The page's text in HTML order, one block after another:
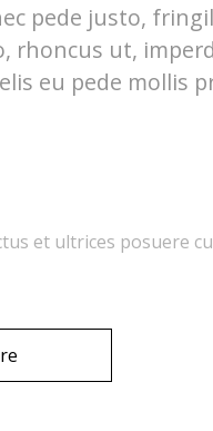
pede justo,
rhoncus ut,
eu pede mollis
et ultrices posuere